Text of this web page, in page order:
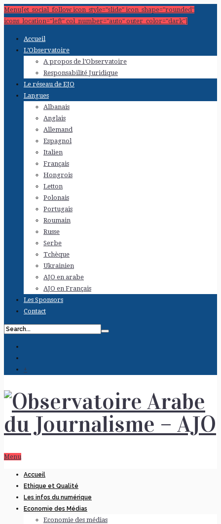
Menu[et_social_follow icon_style="slide" icon_shape="rounded"
icons_location="left" col_number="auto" outer_color="dark"]
Accueil
L’Observatoire
A propos de l’Observatoire
Responsabilité Juridique
Le réseau de EJO
Langues
Albanais
Anglais
Allemand
Espagnol
Italien
Français
Hongrois
Letton
Polonais
Portugais
Roumain
Russe
Serbe
Tchèque
Ukrainien
AJO en arabe
AJO en Français
Les Sponsors
Contact
+
Menu
Accueil
Ethique et Qualité
Les infos du numérique
Economie des Médias
Economie des médias